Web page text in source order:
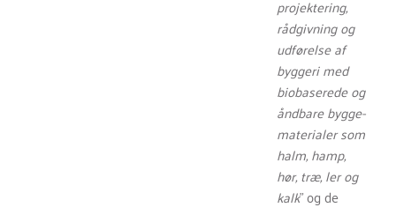
projektering,
rådgivning og
udførelse af
byggeri med
biobaserede og
åndbare bygge-
materialer som
halm, hamp,
hør, træ, ler og
kalk” og de